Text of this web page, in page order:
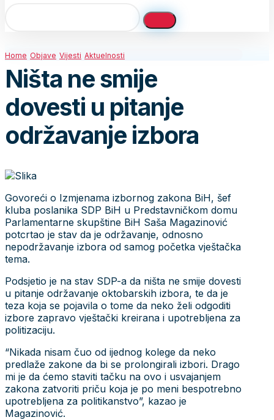
Home Objave Vijesti Aktuelnosti
Ništa ne smije
dovesti u pitanje
održavanje izbora
Govoreći o Izmjenama izbornog zakona BiH, šef
kluba poslanika SDP BiH u Predstavničkom domu
Parlamentarne skupštine BiH Saša Magazinović
potcrtao je stav da je održavanje, odnosno
nepodržavanje izbora od samog početka vještačka
tema.
Podsjetio je na stav SDP-a da ništa ne smije dovesti
u pitanje održavanje oktobarskih izbora, te da je
teza koja se pojavila o tome da neko želi odgoditi
izbore zapravo vještački kreirana i upotrebljena za
politizaciju.
“Nikada nisam čuo od ijednog kolege da neko
predlaže zakone da bi se prolongirali izbori. Drago
mi je da ćemo staviti tačku na ovo i usvajanjem
zakona zatvoriti priču koja je po meni bespotrebno
upotrebljena za politikanstvo”, kazao je
Magazinović.